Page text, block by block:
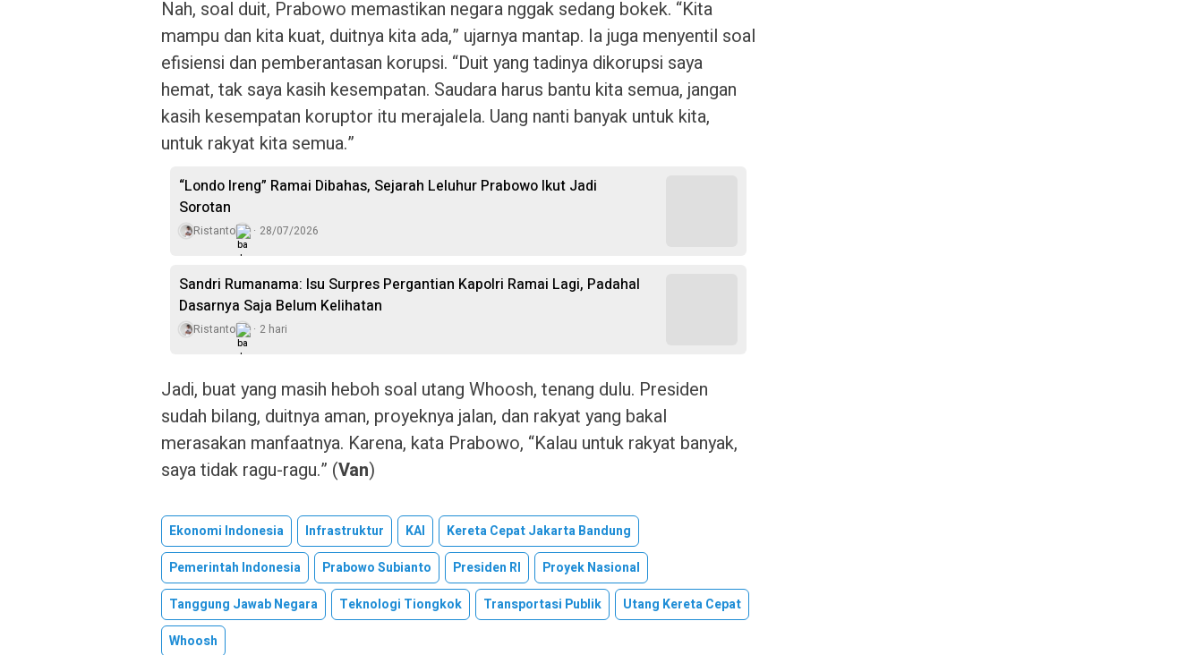
Nah, soal duit, Prabowo memastikan negara nggak sedang bokek. “Kita
mampu dan kita kuat, duitnya kita ada,” ujarnya mantap. Ia juga menyentil soal
efisiensi dan pemberantasan korupsi. “Duit yang tadinya dikorupsi saya
hemat, tak saya kasih kesempatan. Saudara harus bantu kita semua, jangan
kasih kesempatan koruptor itu merajalela. Uang nanti banyak untuk kita,
untuk rakyat kita semua.”
“Londo Ireng” Ramai Dibahas, Sejarah Leluhur Prabowo Ikut Jadi
Sorotan
Ristanto 28/07/2026
Sandri Rumanama: Isu Surpres Pergantian Kapolri Ramai Lagi, Padahal
Dasarnya Saja Belum Kelihatan
Ristanto 2 hari
Jadi, buat yang masih heboh soal utang Whoosh, tenang dulu. Presiden
sudah bilang, duitnya aman, proyeknya jalan, dan rakyat yang bakal
merasakan manfaatnya. Karena, kata Prabowo, “Kalau untuk rakyat banyak,
saya tidak ragu-ragu.” (Van)
Ekonomi Indonesia Infrastruktur KAI
Kereta Cepat Jakarta Bandung
Pemerintah Indonesia
Prabowo Subianto Presiden RI
Proyek Nasional
Tanggung Jawab Negara
Teknologi Tiongkok Transportasi Publik
Utang Kereta Cepat
Whoosh